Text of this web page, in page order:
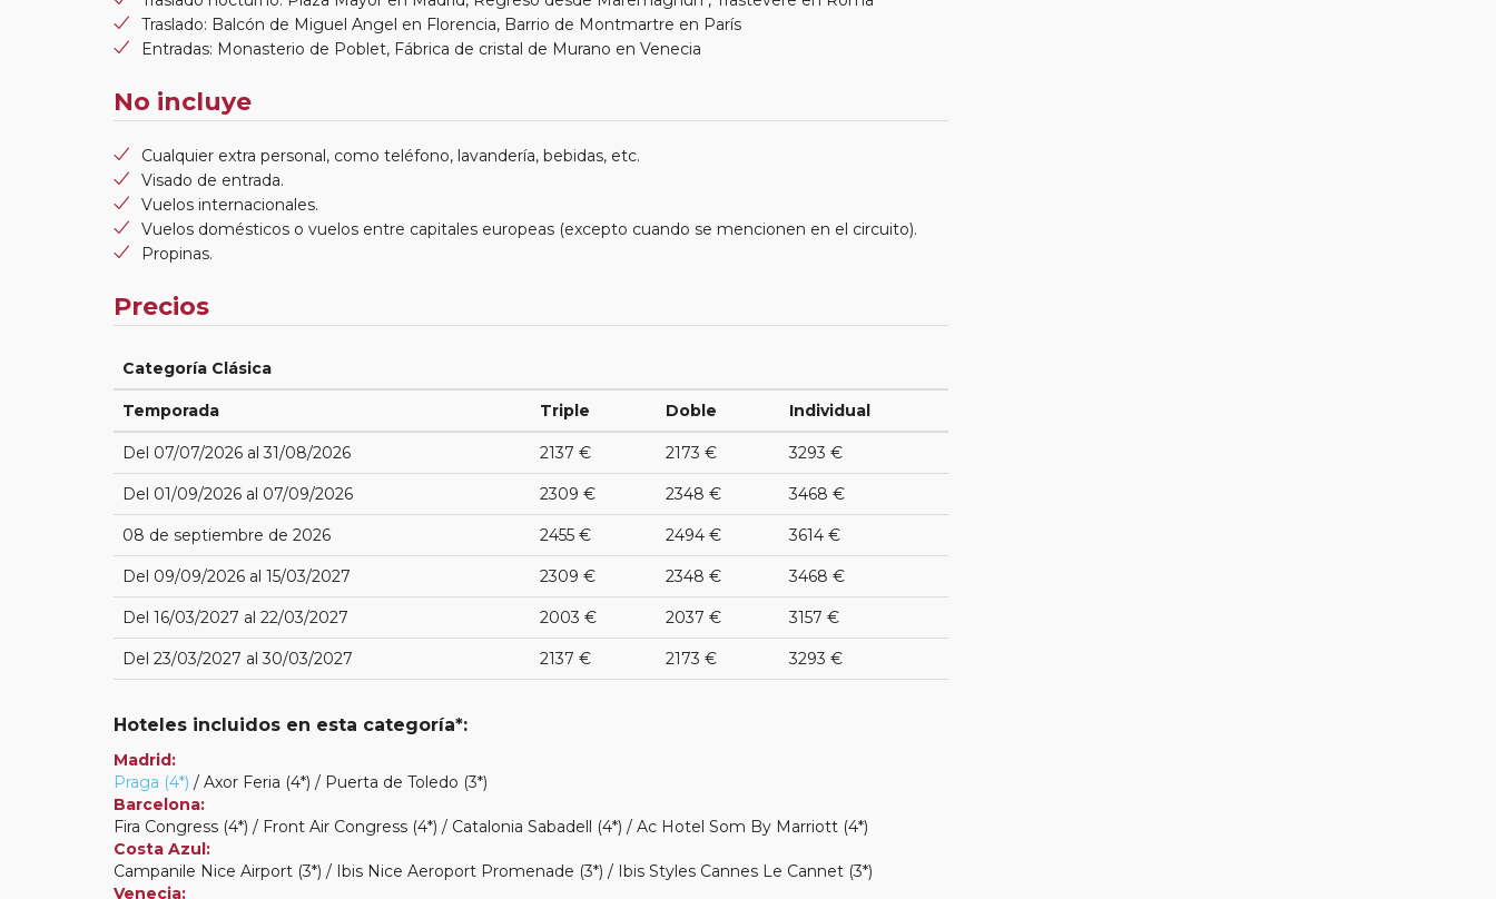
Traslado: Balcón de Miguel Angel en Florencia, Barrio de Montmartre en París
Entradas: Monasterio de Poblet, Fábrica de cristal de Murano en Venecia
No incluye
Cualquier extra personal, como teléfono, lavandería, bebidas, etc.
Visado de entrada.
Vuelos internacionales.
Vuelos domésticos o vuelos entre capitales europeas (excepto cuando se mencionen en el circuito).
Propinas.
Precios
Categoría Clásica
Temporada Triple Doble Individual
Del 07/07/2026 al 31/08/2026 2137 € 2173 € 3293 €
Del 01/09/2026 al 07/09/2026 2309 € 2348 € 3468 €
08 de septiembre de 2026 2455 € 2494 € 3614 €
Del 09/09/2026 al 15/03/2027 2309 € 2348 € 3468 €
Del 16/03/2027 al 22/03/2027 2003 € 2037 € 3157 €
Del 23/03/2027 al 30/03/2027 2137 € 2173 € 3293 €
Hoteles incluidos en esta categoría*:
Madrid:
Praga (4*) / Axor Feria (4*) / Puerta de Toledo (3*)
Barcelona:
Fira Congress (4*) / Front Air Congress (4*) / Catalonia Sabadell (4*) / Ac Hotel Som By Marriott (4*)
Costa Azul:
Campanile Nice Airport (3*) / Ibis Nice Aeroport Promenade (3*) / Ibis Styles Cannes Le Cannet (3*)
Venecia: